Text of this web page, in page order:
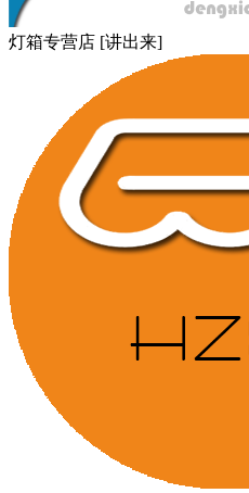
灯箱专营店 [讲出来]